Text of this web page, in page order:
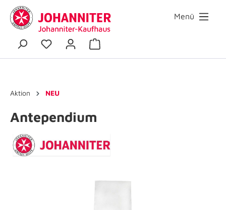
Menü
Aktion NEU
Antependium